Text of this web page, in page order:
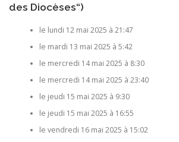
des Diocèses“)
le lundi 12 mai 2025 à 21:47
le mardi 13 mai 2025 à 5:42
le mercredi 14 mai 2025 à 8:30
le mercredi 14 mai 2025 à 23:40
le jeudi 15 mai 2025 à 9:30
le jeudi 15 mai 2025 à 16:55
le vendredi 16 mai 2025 à 15:02